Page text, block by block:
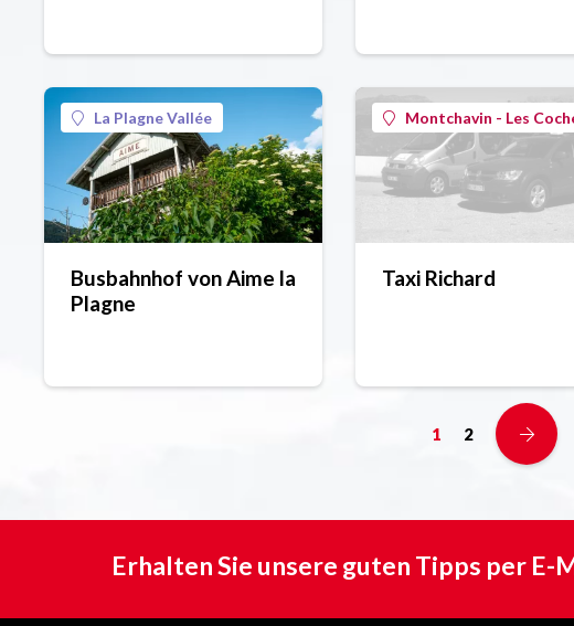
La Plagne Vallée
Busbahnhof von Aime la
Plagne
Montchavin - Les
Taxi Richard
1 2
Erhalten Sie unsere guten Tipps per E-